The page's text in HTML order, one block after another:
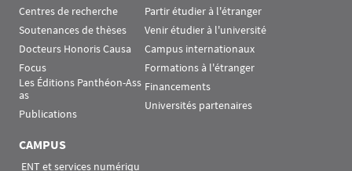
Centres de recherche
Soutenances de thèses
Docteurs Honoris Causa
Focus
Les Éditions Panthéon-Ass
as
Publications
Partir étudier à l'étranger
Venir étudier à l'université
Campus internationaux
Formations à l'étranger
Financements
Universités partenaires
CAMPUS